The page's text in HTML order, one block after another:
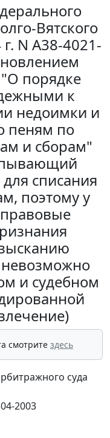
Вятского
N А38-4021-
порядке
к
недоимки и
пеням по
и сборам"
списания
поэтому у
правовые
и судебном
смотрите здесь
суда
2003